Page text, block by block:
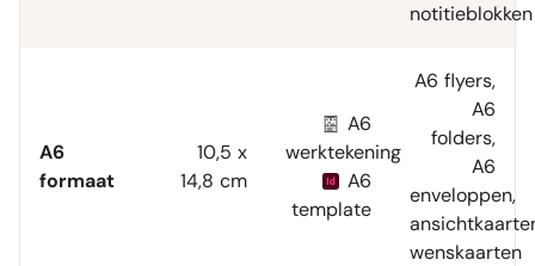
notitieblokken
A6
formaat
10,5 x
14,8 cm
A6
werktekening
A6
template
A6 flyers,
A6
folders,
A6
enveloppen,
wenskaarten